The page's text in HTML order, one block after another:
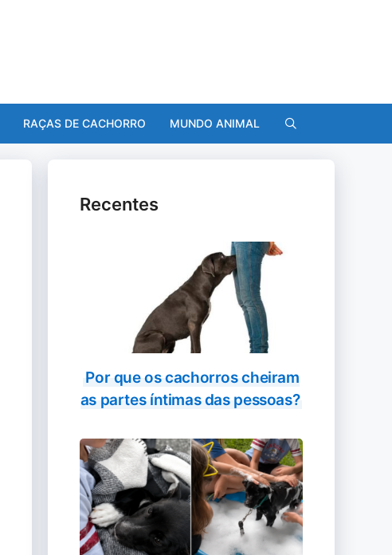
RAÇAS DE CACHORRO MUNDO ANIMAL
Recentes
Por que os cachorros cheiram
as partes íntimas das pessoas?